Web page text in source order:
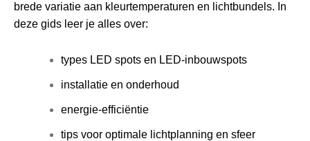
brede variatie aan kleurtemperaturen en lichtbundels. In
deze gids leer je alles over:
types LED spots en LED-inbouwspots
installatie en onderhoud
energie-efficiëntie
tips voor optimale lichtplanning en sfeer